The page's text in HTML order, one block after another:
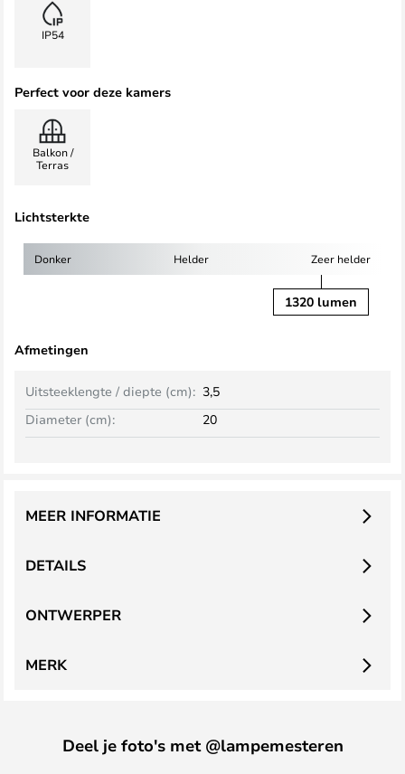
IP54
Perfect voor deze kamers
Balkon /
Terras
Lichtsterkte
Donker Helder Zeer helder
1320 lumen
Afmetingen
Uitsteeklengte / diepte (cm): 3,5
Diameter (cm):
20
DETAILS
MEER INFORMATIE
ONTWERPER
MERK
Deel je foto's met @lampemesteren